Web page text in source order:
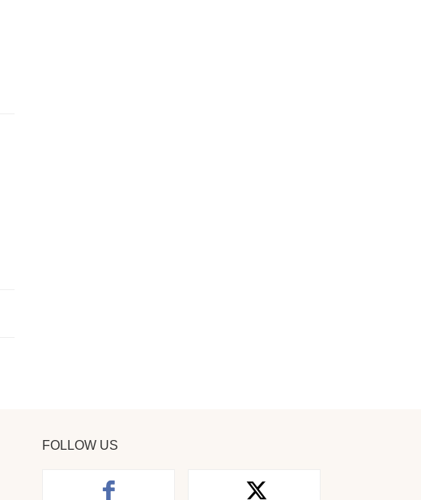
FOLLOW US